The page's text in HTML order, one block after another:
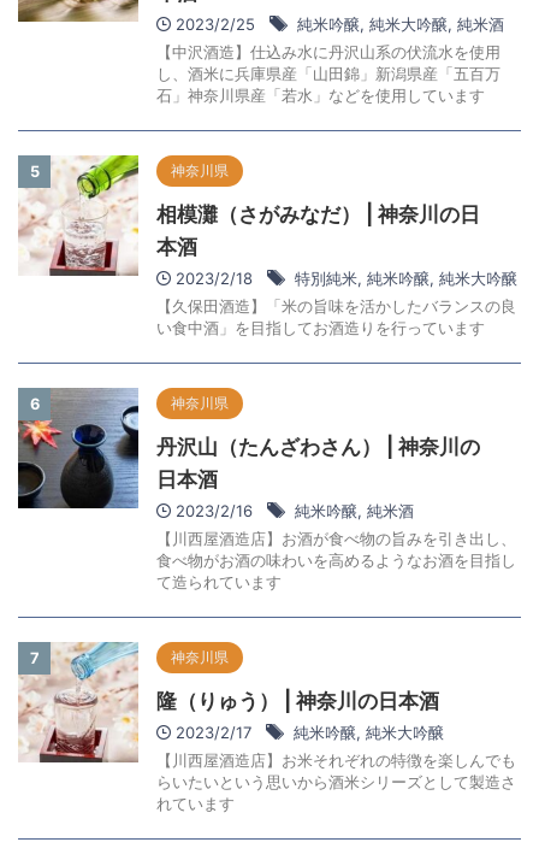
2023/2/25 純米吟醸, 純米大吟醸, 純米酒
【中沢酒造】仕込み水に丹沢山系の伏流水を使用
し、酒米に兵庫県産「山田錦」新潟県産「五百万
石」神奈川県産「若水」などを使用しています
5 神奈川県
相模灘（さがみなだ） | 神奈川の日
本酒
2023/2/18 特別純米, 純米吟醸, 純米大吟醸
【久保田酒造】「米の旨味を活かしたバランスの良
い食中酒」を目指してお酒造りを行っています
6 神奈川県
丹沢山（たんざわさん） | 神奈川の
日本酒
2023/2/16 純米吟醸, 純米酒
【川西屋酒造店】お酒が食べ物の旨みを引き出し、
食べ物がお酒の味わいを高めるようなお酒を目指し
て造られています
7 神奈川県
隆（りゅう） | 神奈川の日本酒
2023/2/17 純米吟醸, 純米大吟醸
【川西屋酒造店】お米それぞれの特徴を楽しんでも
らいたいという思いから酒米シリーズとして製造さ
れています